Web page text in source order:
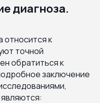
диагноза.
относится к
точной
обратиться к
заключение